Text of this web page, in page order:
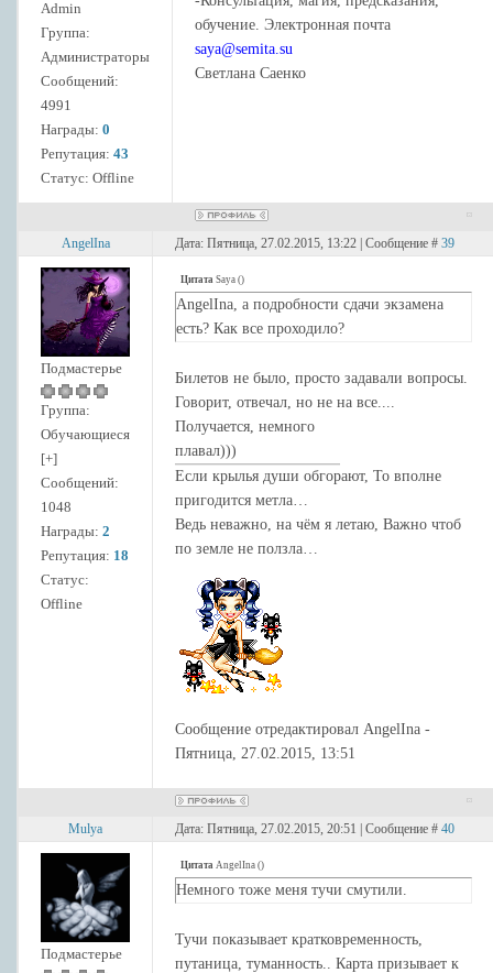
Admin
Группа:
Администраторы
Сообщений:
4991
Награды: 0
Репутация: 43
Статус: Offline
обучение. Электронная почта
saya@semita.su
Светлана Саенко
AngelIna Дата: Пятница, 27.02.2015, 13:22 | Сообщение # 39
Подмастерье
Группа:
Обучающиеся
[+]
Сообщений:
1048
Награды: 2
Репутация: 18
Статус:
Offline
Цитата Saya ()
AngelIna, а подробности сдачи экзамена
есть? Как все проходило?
Билетов не было, просто задавали вопросы.
Говорит, отвечал, но не на все....
Получается, немного
плавал)))
Если крылья души обгорают, То вполне
пригодится метла…
Ведь неважно, на чём я летаю, Важно чтоб
по земле не ползла…
Сообщение отредактировал AngelIna -
Пятница, 27.02.2015, 13:51
Mulya Дата: Пятница, 27.02.2015, 20:51 | Сообщение # 40
Подмастерье
Цитата AngelIna ()
Немного тоже меня тучи смутили.
Тучи показывает кратковременность,
путаница, туманность.. Карта призывает к